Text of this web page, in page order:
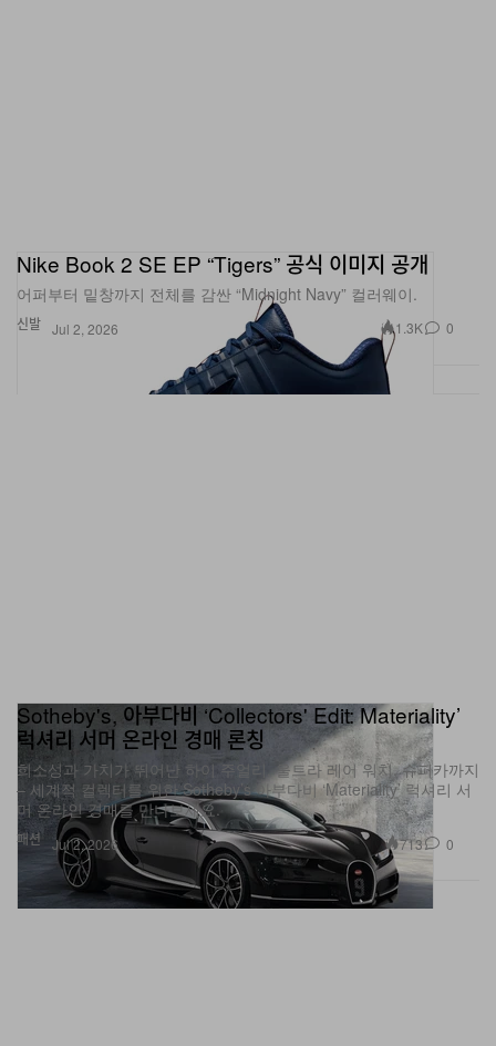
신발
Nike Book 2 SE EP “Tigers” 공식 이미지 공개
어퍼부터 밑창까지 전체를 감싼 “Midnight Navy” 컬러웨이.
Jul 2, 2026 1.3K 0
패션
Sotheby's, 아부다비 ‘Collectors' Edit: Materiality’
럭셔리 서머 온라인 경매 론칭
희소성과 가치가 뛰어난 하이 주얼리, 울트라 레어 워치, 슈퍼카까지
– 세계적 컬렉터를 위한 Sotheby’s 아부다비 ‘Materiality’ 럭셔리 서
머 온라인 경매를 만나보세요.
Jul 2, 2026 713 0